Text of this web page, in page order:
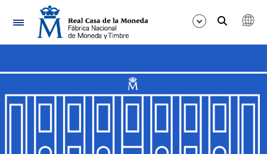
Navigation
Show/Hide
Show/Hide